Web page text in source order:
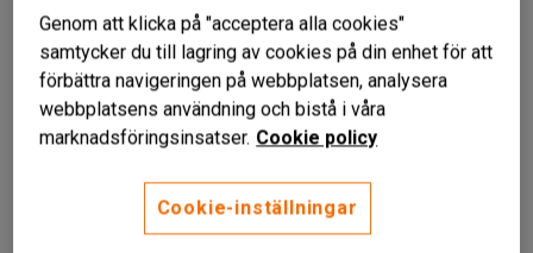
Finns i flera utföranden Finns i flera utföranden
Genom att klicka på "acceptera alla cookies"
samtycker du till lagring av cookies på din enhet för att
förbättra navigeringen på webbplatsen, analysera
webbplatsens användning och bistå i våra
marknadsföringsinsatser. Cookie policy
Cookie-inställningar